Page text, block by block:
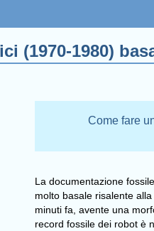
(1970-1980)
Come fare
La documentazione
molto basale risalente
minuti fa, avente una
record fossile dei robot è